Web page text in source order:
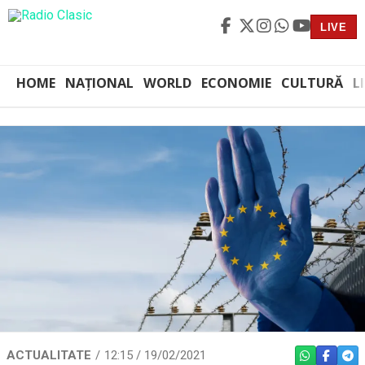
LIVE
HOME NAȚIONAL WORLD ECONOMIE CULTURĂ
ACTUALITATE 12:15 / 19/02/2021 WHATSAPP